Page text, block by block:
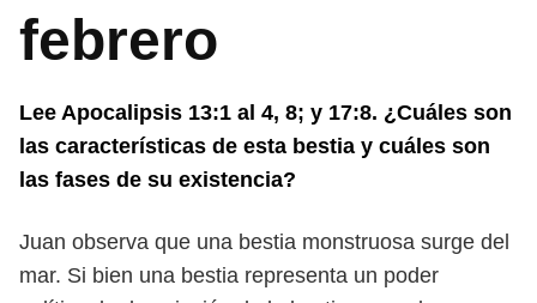
febrero
Lee Apocalipsis 13:1 al 4, 8; y 17:8. ¿Cuáles son
las características de esta bestia y cuáles son
las fases de su existencia?
Juan observa que una bestia monstruosa surge del
mar. Si bien una bestia representa un poder